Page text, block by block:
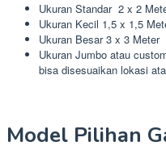
Ukuran Standar 2 x 2
Ukuran Kecil 1,5 x 1,5
Ukuran Besar 3 x 3 Meter
Ukuran Jumbo atau
bisa disesuaikan lokasi
Model Pilihan